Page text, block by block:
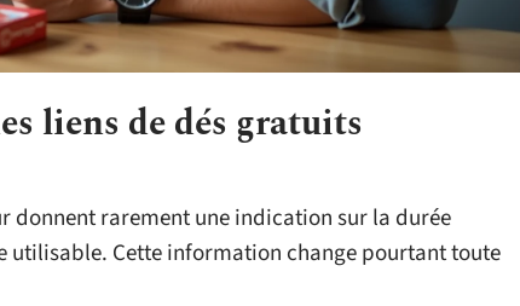
liens de dés gratuits
donnent rarement une indication sur la durée
utilisable. Cette information change pourtant toute